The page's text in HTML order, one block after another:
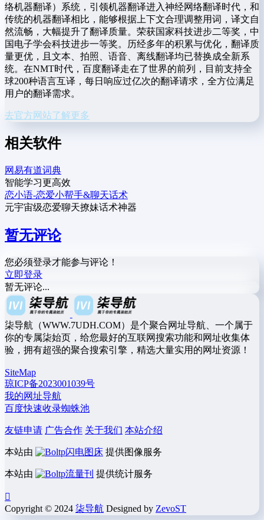
络机器翻译）系统，引领机器翻译进入神经网络翻译时代，和
传统的机器翻译相比，能够根据上下文合理调整用词，译文自
然流畅，大幅提升了翻译质量。荣获国家科技进步二等奖，中
国电子学会科技进步一等奖。历经多年的积累与优化，翻译质
量更优，且文本、拍照、语音、离线翻译均已替换成全新系
统。在NMT时代，百度翻译走在了世界的前列，目前支持全
球200种语言互译，每日响应过亿次的翻译请求，全方位满足
用户的翻译需求。
去官方网站了解更多
相关软件
网易有道词典
智能学习更高效
恋小语-恋爱小帮手&聊天话术
元宇宙级恋爱聊天撩妹话术神器
暂无评论
您必须登录才能参与评论！
立即登录
暂无评论...
柒导航（WWW.7UDH.COM）是个聚合网址导航、一个属于
你的专属柒始页，给您最好的互联网搜索功能和网址收集体
验，拥有超强的聚合搜索引擎，精选大量实用的网址资源！
SiteMap
琼ICP备2023001039号
我的网址导航
百度快速收录蜘蛛池
友链申请 广告合作 关于我们 本站介绍
本站由 闪电图床 提供图像服务
本站由 流量刊 提供统计服务
Copyright © 2024 柒导航 Designed by ZevoST